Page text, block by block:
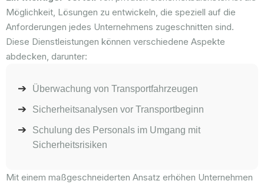
Möglichkeit, Lösungen zu entwickeln, die speziell auf die
Anforderungen jedes Unternehmens zugeschnitten sind.
Diese Dienstleistungen können verschiedene Aspekte
abdecken, darunter:
Überwachung von Transportfahrzeugen
Sicherheitsanalysen vor Transportbeginn
Schulung des Personals im Umgang mit
Sicherheitsrisiken
Mit einem maßgeschneiderten Ansatz erhöhen Unternehmen